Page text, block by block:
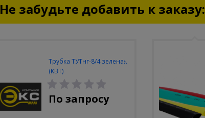
Не забудьте добавить к заказу:
Трубка ТУТнг-8/4 зеленая
(КВТ)
По запросу